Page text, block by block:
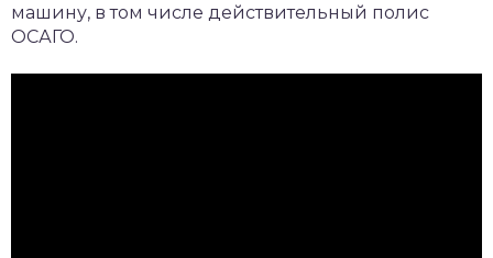
машину, в том числе действительный полис
ОСАГО.